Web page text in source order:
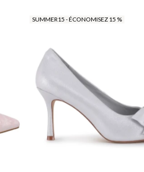
SUMMER15 - ÉCONOMISEZ 15 %